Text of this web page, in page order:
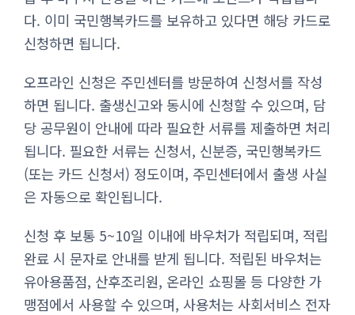
다. 이미 국민행복카드를 보유하고 있다면 해당 카드로
신청하면 됩니다.
오프라인 신청은 주민센터를 방문하여 신청서를 작성
하면 됩니다. 출생신고와 동시에 신청할 수 있으며, 담
당 공무원이 안내에 따라 필요한 서류를 제출하면 처리
됩니다. 필요한 서류는 신청서, 신분증, 국민행복카드
(또는 카드 신청서) 정도이며, 주민센터에서 출생 사실
은 자동으로 확인됩니다.
신청 후 보통 5~10일 이내에 바우처가 적립되며, 적립
완료 시 문자로 안내를 받게 됩니다. 적립된 바우처는
유아용품점, 산후조리원, 온라인 쇼핑몰 등 다양한 가
맹점에서 사용할 수 있으며, 사용처는 사회서비스 전자